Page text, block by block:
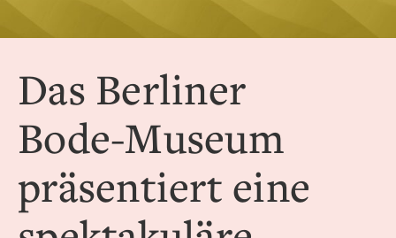
Das Berliner
Bode-Museum
präsentiert eine